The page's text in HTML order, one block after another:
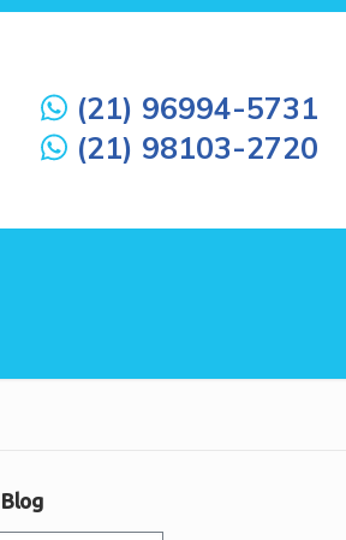
(21) 96994-5731
(21) 98103-2720